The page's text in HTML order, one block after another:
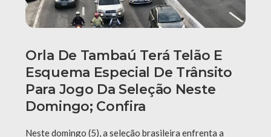
Orla De Tambaú Terá Telão E
Esquema Especial De Trânsito
Para Jogo Da Seleção Neste
Domingo; Confira
Neste domingo (5), a seleção brasileira enfrenta a